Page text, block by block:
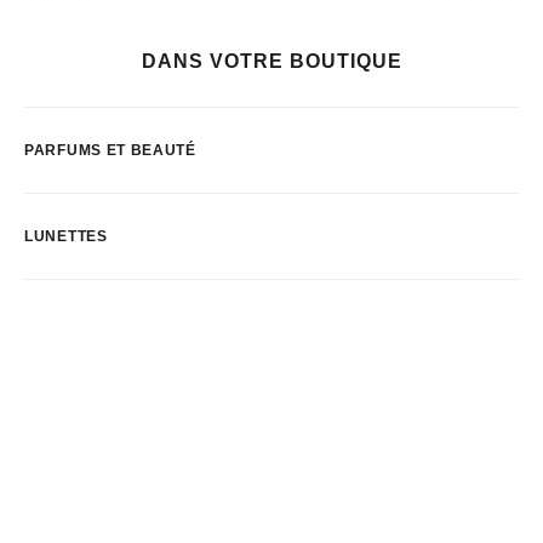
DANS VOTRE BOUTIQUE
PARFUMS ET BEAUTÉ
LUNETTES